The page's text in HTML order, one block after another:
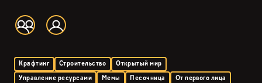
Крафтинг Строительство
Открытый мир
Управление ресурсами
Мемы Песочница
От первого лица